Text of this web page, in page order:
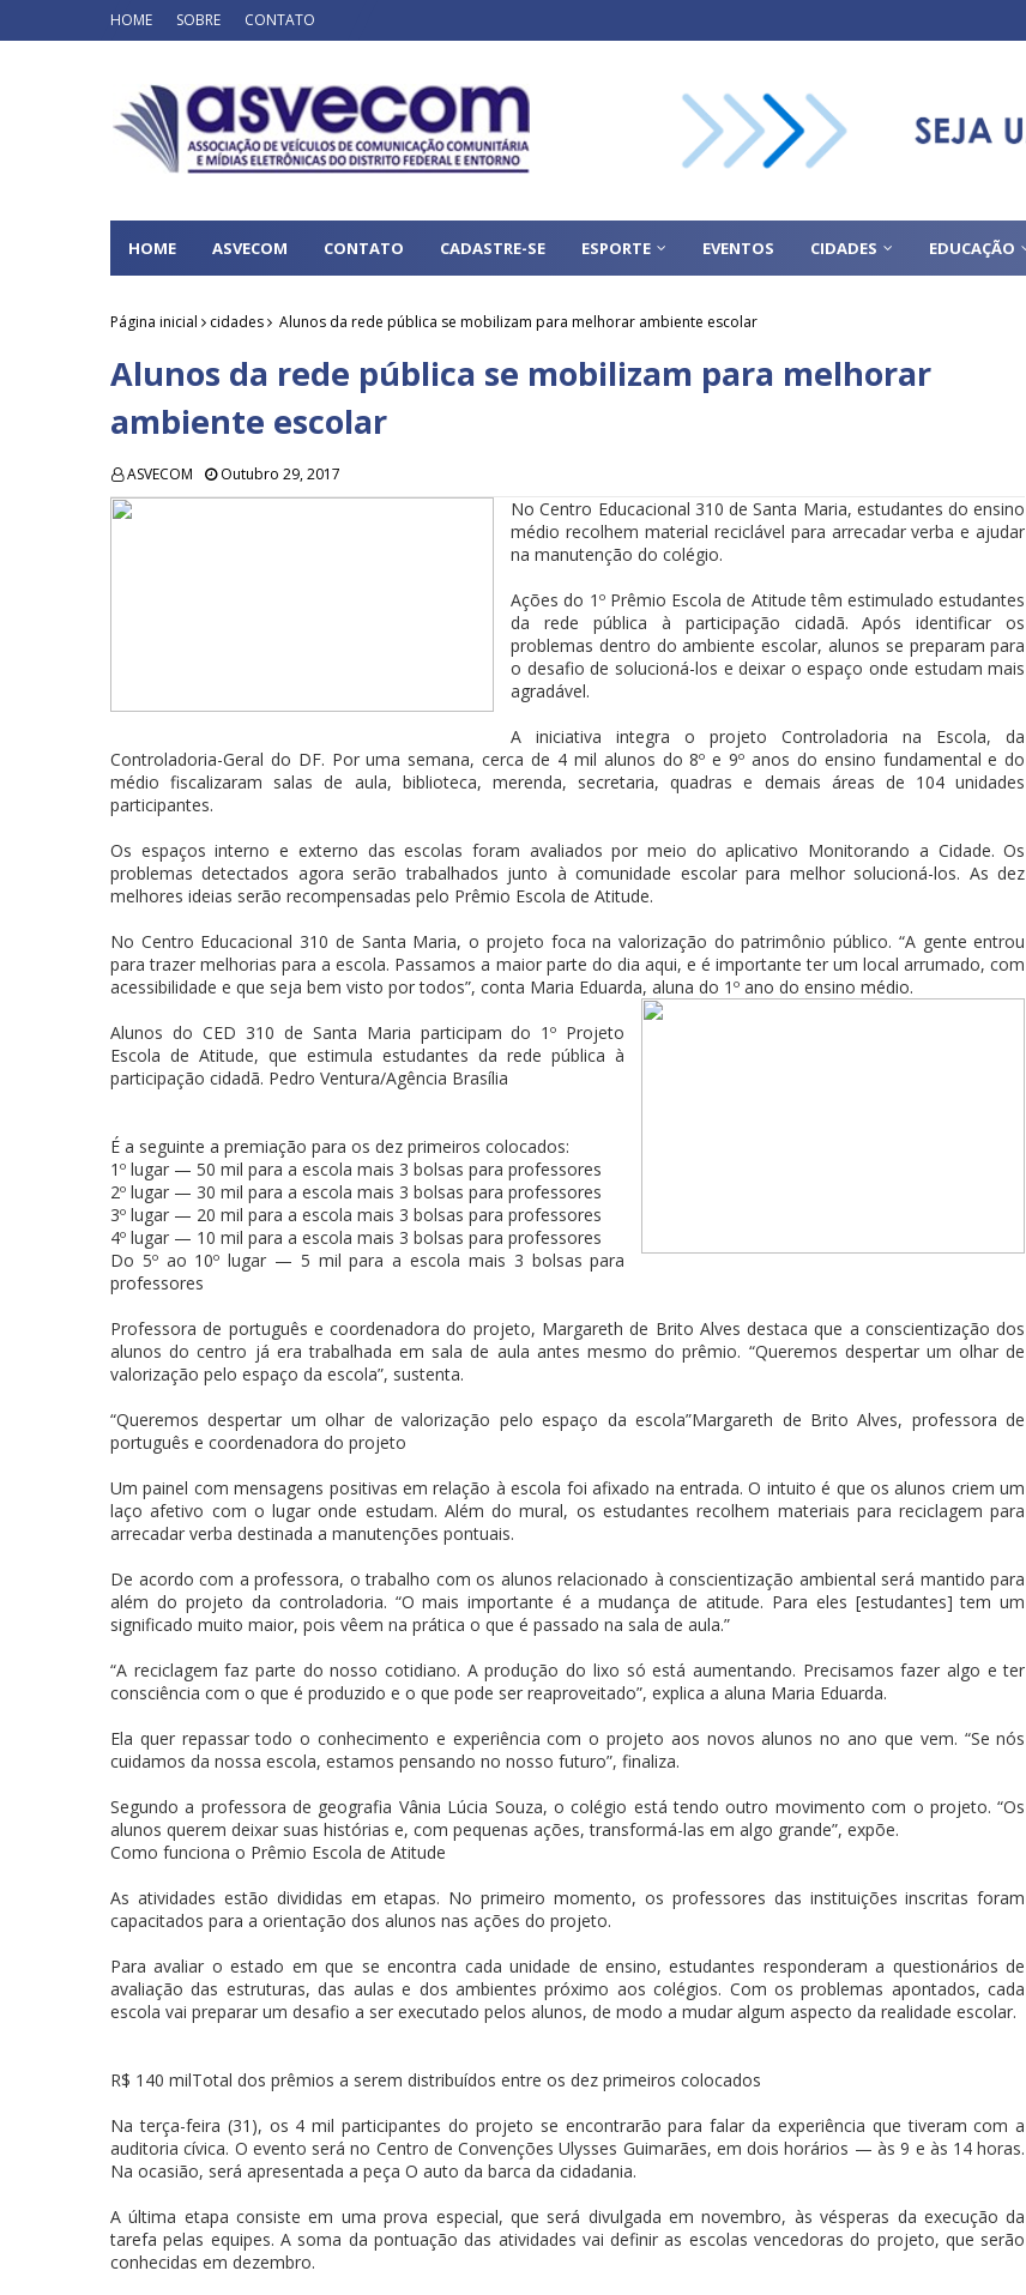
HOME SOBRE CONTATO
HOME ASVECOM CONTATO CADASTRE-SE ESPORTE EVENTOS CIDADES EDUCAÇÃO
Página inicial cidades Alunos da rede pública se mobilizam para melhorar ambiente escolar
Alunos da rede pública se mobilizam para melhorar
ambiente escolar
ASVECOM Outubro 29, 2017
No Centro Educacional 310 de Santa Maria, estudantes do ensino
médio recolhem material reciclável para arrecadar verba e ajudar
na manutenção do colégio.
Ações do 1º Prêmio Escola de Atitude têm estimulado estudantes
da rede pública à participação cidadã. Após identificar os
problemas dentro do ambiente escolar, alunos se preparam para
o desafio de solucioná-los e deixar o espaço onde estudam mais
agradável.
A iniciativa integra o projeto Controladoria na Escola, da
Controladoria-Geral do DF. Por uma semana, cerca de 4 mil alunos do 8º e 9º anos do ensino fundamental e do
médio fiscalizaram salas de aula, biblioteca, merenda, secretaria, quadras e demais áreas de 104 unidades
participantes.
Os espaços interno e externo das escolas foram avaliados por meio do aplicativo Monitorando a Cidade. Os
problemas detectados agora serão trabalhados junto à comunidade escolar para melhor solucioná-los. As dez
melhores ideias serão recompensadas pelo Prêmio Escola de Atitude.
No Centro Educacional 310 de Santa Maria, o projeto foca na valorização do patrimônio público. “A gente entrou
para trazer melhorias para a escola. Passamos a maior parte do dia aqui, e é importante ter um local arrumado, com
acessibilidade e que seja bem visto por todos”, conta Maria Eduarda, aluna do 1º ano do ensino médio.
Alunos do CED 310 de Santa Maria participam do 1º Projeto
Escola de Atitude, que estimula estudantes da rede pública à
participação cidadã. Pedro Ventura/Agência Brasília
É a seguinte a premiação para os dez primeiros colocados:
1º lugar — 50 mil para a escola mais 3 bolsas para professores
2º lugar — 30 mil para a escola mais 3 bolsas para professores
3º lugar — 20 mil para a escola mais 3 bolsas para professores
4º lugar — 10 mil para a escola mais 3 bolsas para professores
Do 5º ao 10º lugar — 5 mil para a escola mais 3 bolsas para
professores
Professora de português e coordenadora do projeto, Margareth de Brito Alves destaca que a conscientização dos
alunos do centro já era trabalhada em sala de aula antes mesmo do prêmio. “Queremos despertar um olhar de
valorização pelo espaço da escola”, sustenta.
“Queremos despertar um olhar de valorização pelo espaço da escola”Margareth de Brito Alves, professora de
português e coordenadora do projeto
Um painel com mensagens positivas em relação à escola foi afixado na entrada. O intuito é que os alunos criem um
laço afetivo com o lugar onde estudam. Além do mural, os estudantes recolhem materiais para reciclagem para
arrecadar verba destinada a manutenções pontuais.
De acordo com a professora, o trabalho com os alunos relacionado à conscientização ambiental será mantido para
além do projeto da controladoria. “O mais importante é a mudança de atitude. Para eles [estudantes] tem um
significado muito maior, pois vêem na prática o que é passado na sala de aula.”
“A reciclagem faz parte do nosso cotidiano. A produção do lixo só está aumentando. Precisamos fazer algo e ter
consciência com o que é produzido e o que pode ser reaproveitado”, explica a aluna Maria Eduarda.
Ela quer repassar todo o conhecimento e experiência com o projeto aos novos alunos no ano que vem. “Se nós
cuidamos da nossa escola, estamos pensando no nosso futuro”, finaliza.
Segundo a professora de geografia Vânia Lúcia Souza, o colégio está tendo outro movimento com o projeto. “Os
alunos querem deixar suas histórias e, com pequenas ações, transformá-las em algo grande”, expõe.
Como funciona o Prêmio Escola de Atitude
As atividades estão divididas em etapas. No primeiro momento, os professores das instituições inscritas foram
capacitados para a orientação dos alunos nas ações do projeto.
Para avaliar o estado em que se encontra cada unidade de ensino, estudantes responderam a questionários de
avaliação das estruturas, das aulas e dos ambientes próximo aos colégios. Com os problemas apontados, cada
escola vai preparar um desafio a ser executado pelos alunos, de modo a mudar algum aspecto da realidade escolar.
R$ 140 milTotal dos prêmios a serem distribuídos entre os dez primeiros colocados
Na terça-feira (31), os 4 mil participantes do projeto se encontrarão para falar da experiência que tiveram com a
auditoria cívica. O evento será no Centro de Convenções Ulysses Guimarães, em dois horários — às 9 e às 14 horas.
Na ocasião, será apresentada a peça O auto da barca da cidadania.
A última etapa consiste em uma prova especial, que será divulgada em novembro, às vésperas da execução da
tarefa pelas equipes. A soma da pontuação das atividades vai definir as escolas vencedoras do projeto, que serão
conhecidas em dezembro.